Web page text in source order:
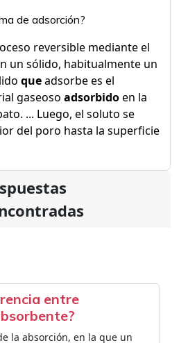
de adsorción?
reversible mediante el
un sólido, habitualmente un
queadsorbe es el
gaseoso adsorbidoen la
... Luego, el soluto se
del poro hasta la superficie
entre
la absorción, en la que un